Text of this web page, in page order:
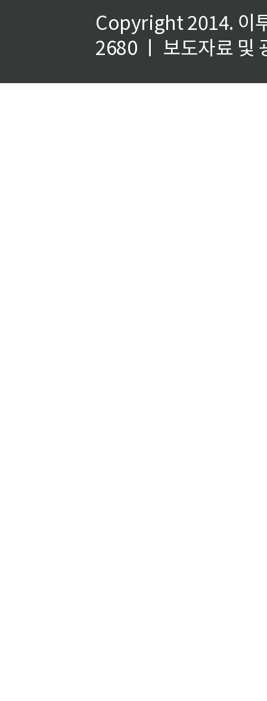
Copyright 2014. 이
2680 ㅣ 보도자료